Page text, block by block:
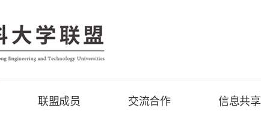
联盟成员 交流合作 信息共享